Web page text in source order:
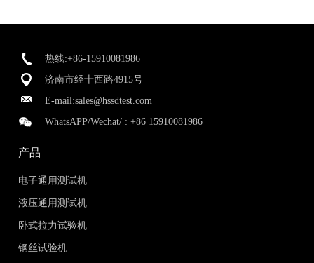
热线:+86-15910081986
济南市经十西路4915号
E-mail:sales@hssdtest.com
WhatsAPP/Wechat/ :+86 15910081986
产品
电子通用测试机
液压通用测试机
卧式拉力试验机
钢丝试验机